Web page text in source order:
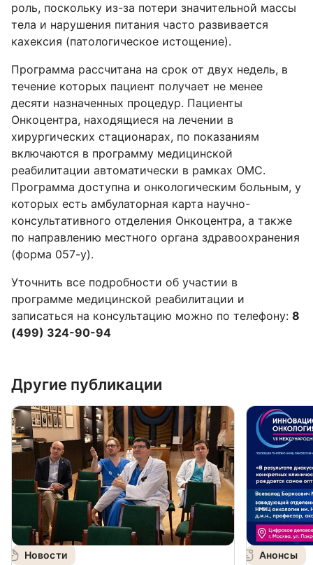
роль, поскольку из-за потери значительной массы
тела и нарушения питания часто развивается
кахексия (патологическое истощение).
Программа рассчитана на срок от двух недель, в
течение которых пациент получает не менее
десяти назначенных процедур. Пациенты
Онкоцентра, находящиеся на лечении в
хирургических стационарах, по показаниям
включаются в программу медицинской
реабилитации автоматически в рамках ОМС.
Программа доступна и онкологическим больным, у
которых есть амбулаторная карта научно-
консультативного отделения Онкоцентра, а также
по направлению местного органа здравоохранения
(форма 057-у).
Уточнить все подробности об участии в
программе медицинской реабилитации и
записаться на консультацию можно по телефону: 8
(499) 324-90-94
Другие публикации
Новости Анонсы